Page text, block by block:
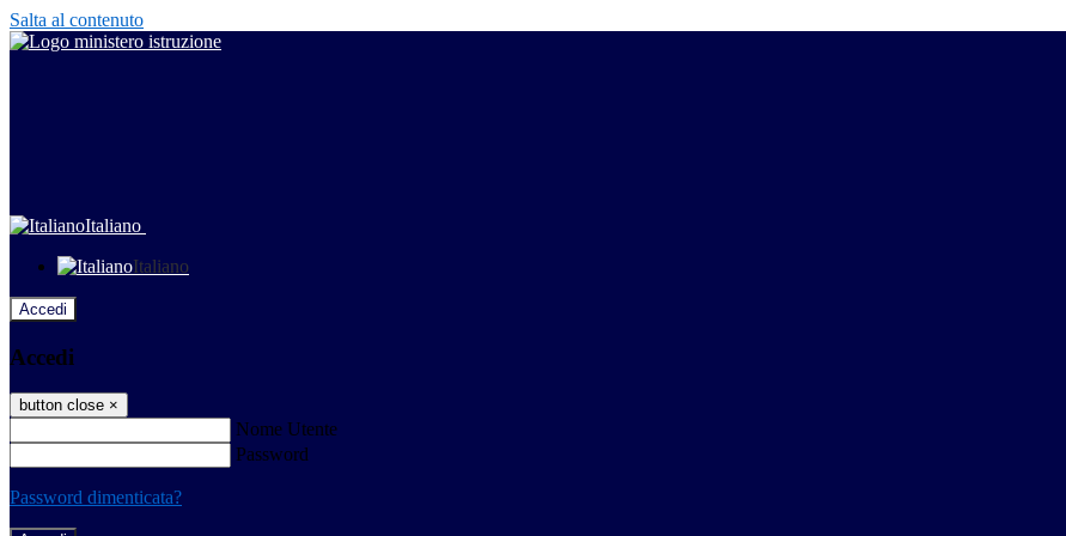
Salta al contenuto
Italiano
Italiano
Accedi
Accedi
button close ×
Nome Utente
Password
Password dimenticata?